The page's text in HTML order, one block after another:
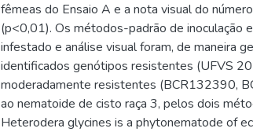
fêmeas do Ensaio A e a nota visual do
(p<0,01). Os métodos-padrão de inoculação
infestado e análise visual foram, de maneira
identificados genótipos resistentes (UFVS
moderadamente resistentes (BCR132390,
ao nematoide de cisto raça 3, pelos dois
Heterodera glycines is a phytonematode of